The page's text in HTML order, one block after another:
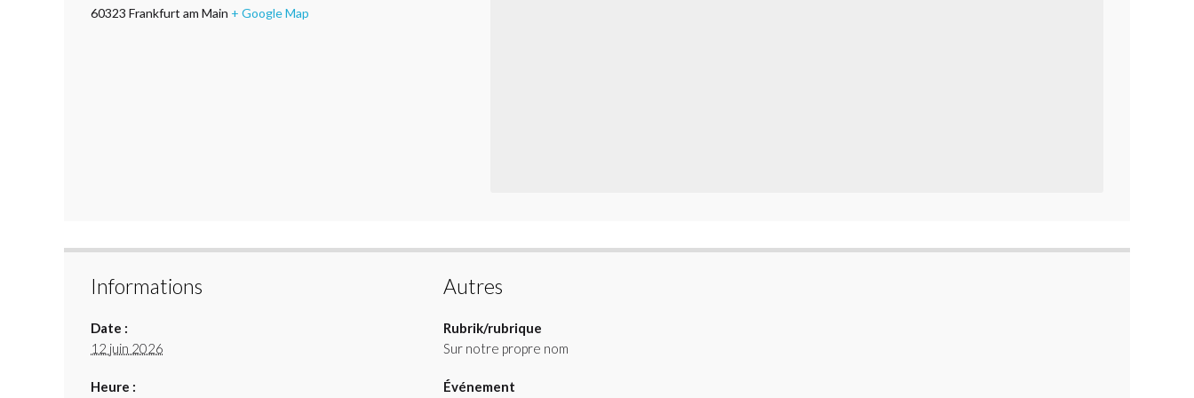
60323 Frankfurt am Main + Google Map
Informations
Date :
12 juin 2026
Heure :
Autres
Rubrik/rubrique
Sur notre propre nom
Événement